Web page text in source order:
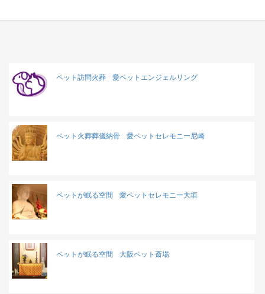
ペット訪問火葬 愛ペットエンジェルリング
ペット火葬葬儀納骨 愛ペットセレモニー尼崎
ペットが眠る空間 愛ペットセレモニー大垣
ペットが眠る空間 大阪ペット斎場